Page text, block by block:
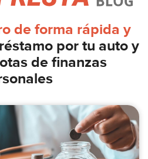
de forma rápida y
por tu auto y
de finanzas